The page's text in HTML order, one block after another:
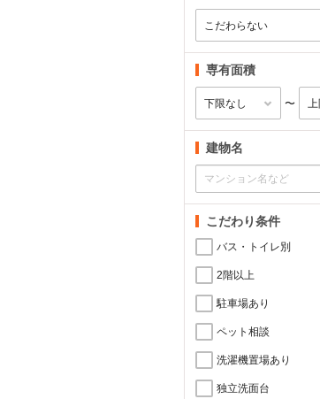
専有面積
〜
建物名
こだわり条件
バス・トイレ別
2階以上
駐車場あり
ペット相談
洗濯機置場あり
独立洗面台